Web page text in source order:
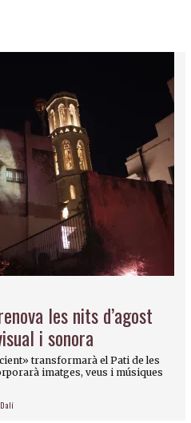
les nits d’agost
i sonora
transformarà el Pati de les
imatges, veus i músiques